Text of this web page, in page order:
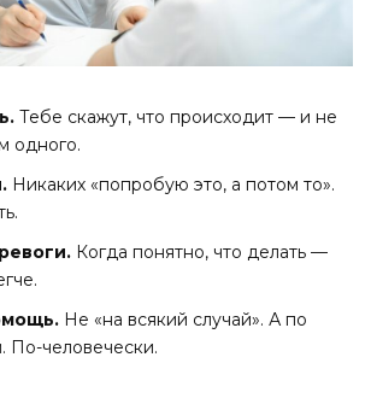
Тебе скажут, что происходит — и не
одного.
Никаких «попробую это, а потом то».
Когда понятно, что делать —
Не «на всякий случай». А по
По-человечески.